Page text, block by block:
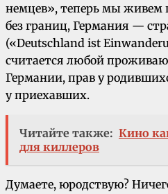
немцев», теперь мы живем
без границ, Германия —
(«Deutschland ist
считается любой
Германии, прав у
у приехавших.
Читайте также: Кино
для киллеров
Думаете, юродствую?